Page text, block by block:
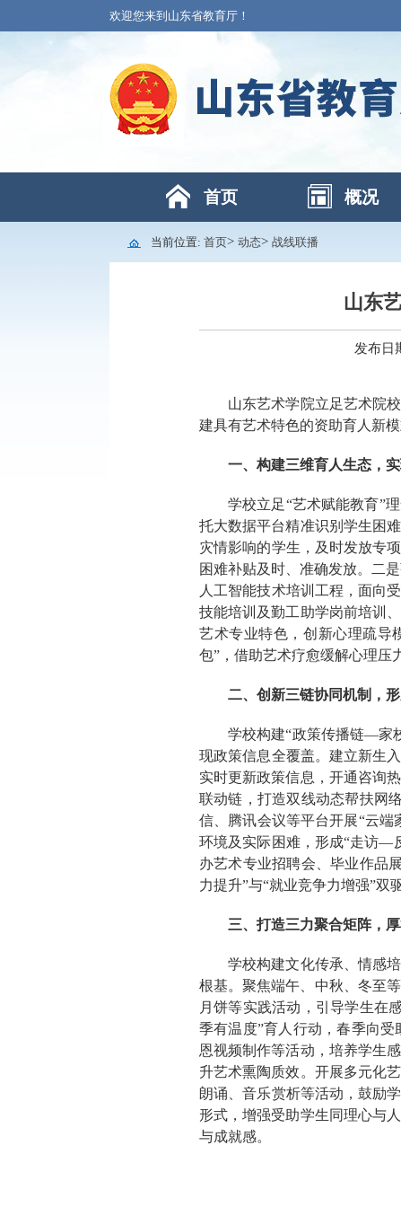
欢迎您来到山东省教育厅！
首页 概况
当前位置: 首页> 动态> 战线联播
山东
发布日
山东艺术学院立足艺术院
建具有艺术特色的资助育人新
一、构建三维育人生态，
学校立足“艺术赋能教育”
托大数据平台精准识别学生困
灾情影响的学生，及时发放专
困难补贴及时、准确发放。二
人工智能技术培训工程，面向
技能培训及勤工助学岗前培训
艺术专业特色，创新心理疏导
包”，借助艺术疗愈缓解心理压
二、创新三链协同机制，
学校构建“政策传播链—家
现政策信息全覆盖。建立新生
实时更新政策信息，开通咨询
联动链，打造双线动态帮扶网
信、腾讯会议等平台开展“云端
环境及实际困难，形成“走访—
办艺术专业招聘会、毕业作品
力提升”与“就业竞争力增强”双
三、打造三力聚合矩阵，
学校构建文化传承、情感
根基。聚焦端午、中秋、冬至
月饼等实践活动，引导学生在
季有温度”育人行动，春季向
恩视频制作等活动，培养学生
升艺术熏陶质效。开展多元化
朗诵、音乐赏析等活动，鼓励
形式，增强受助学生同理心与
与成就感。